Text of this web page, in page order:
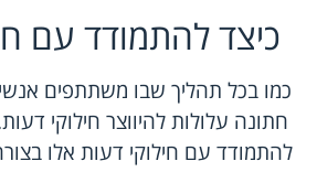
כיצד להתמודד עם
כמו בכל תהליך שבו משתתפים
חתונה עלולות להיווצר חילוקי
להתמודד עם חילוקי דעות אלו